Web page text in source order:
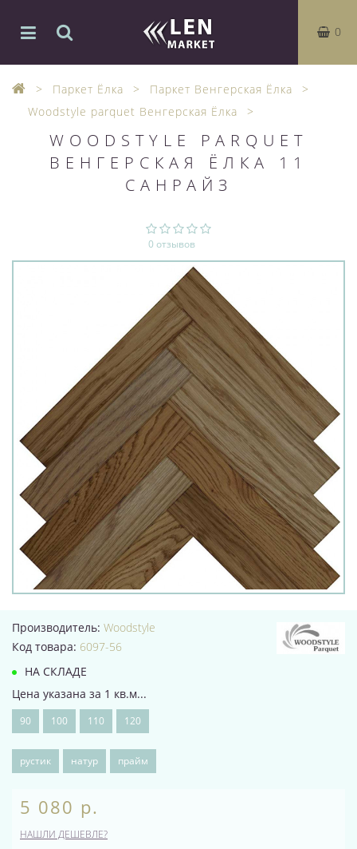
0
Паркет Ёлка
Паркет Венгерская Ёлка
Woodstyle parquet Венгерская Ёлка
WOODSTYLE PARQUET
ВЕНГЕРСКАЯ ЁЛКА 11
САНРАЙЗ
0 отзывов
Производитель: Woodstyle
Код товара: 6097-56
НА СКЛАДЕ
Цена указана за 1 кв.м...
90 100 110 120
рустик натур прайм
5 080 р.
НАШЛИ ДЕШЕВЛЕ?